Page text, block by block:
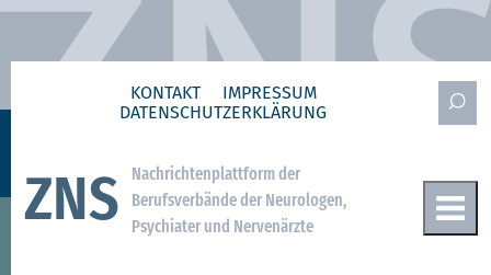
KONTAKT
IMPRESSUM
DATENSCHUTZ­ERKLÄRUNG
ZNS
Nachrichtenplattform der
Berufsverbände der Neurologen,
Psychiater und Nervenärzte